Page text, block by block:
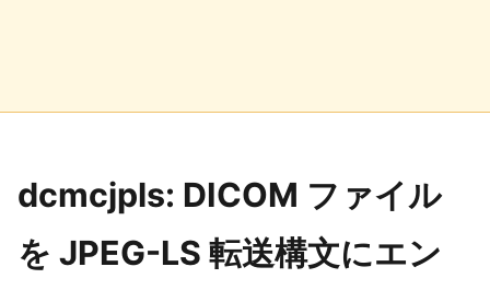
dcmcjpls: DICOM ファイル
を JPEG-LS 転送構文にエン